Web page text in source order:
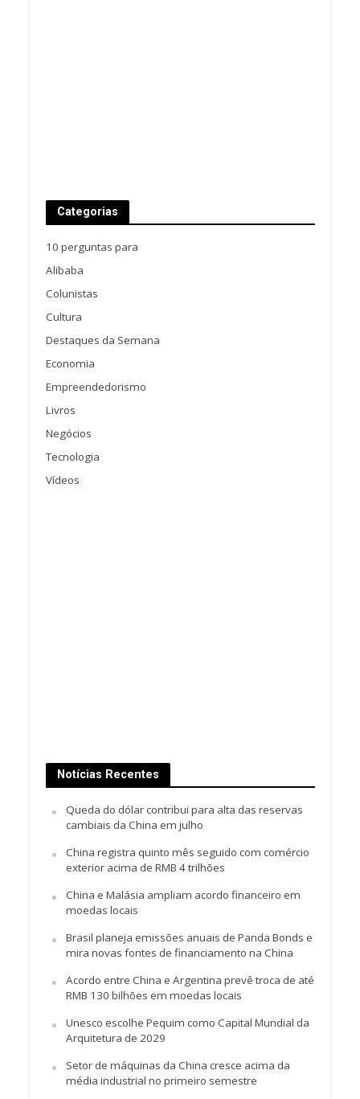
Categorias
10 perguntas para
Alibaba
Colunistas
Cultura
Destaques da Semana
Economia
Empreendedorismo
Livros
Negócios
Tecnologia
Vídeos
Notícias Recentes
Queda do dólar contribui para alta das reservas
cambiais da China em julho
China registra quinto mês seguido com comércio
exterior acima de RMB 4 trilhões
China e Malásia ampliam acordo financeiro em
moedas locais
Brasil planeja emissões anuais de Panda Bonds e
mira novas fontes de financiamento na China
Acordo entre China e Argentina prevê troca de até
RMB 130 bilhões em moedas locais
Unesco escolhe Pequim como Capital Mundial da
Arquitetura de 2029
Setor de máquinas da China cresce acima da
média industrial no primeiro semestre